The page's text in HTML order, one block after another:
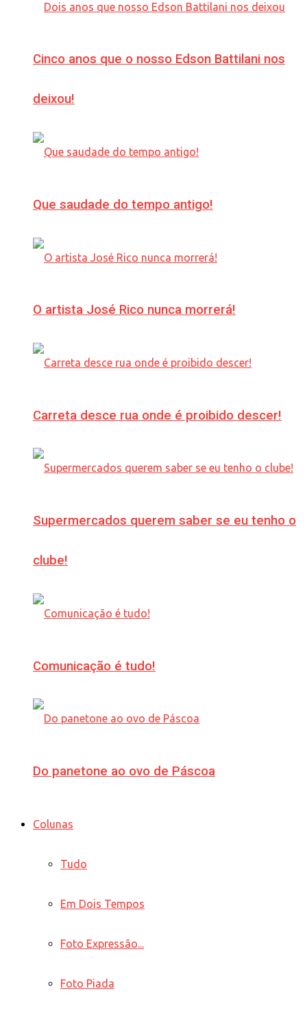
Cinco anos que o nosso Edson Battilani nos
deixou!
Que saudade do tempo antigo!
O artista José Rico nunca morrerá!
Carreta desce rua onde é proibido descer!
Supermercados querem saber se eu tenho o
clube!
Comunicação é tudo!
Do panetone ao ovo de Páscoa
Colunas
Tudo
Em Dois Tempos
Foto Expressão...
Foto Piada